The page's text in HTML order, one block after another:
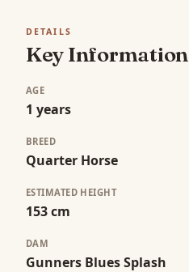
DETAILS
Key Information
AGE
1 years
BREED
Quarter Horse
ESTIMATED HEIGHT
153 cm
DAM
Gunners Blues Splash